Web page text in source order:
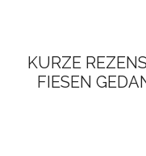
KURZE
FIESEN